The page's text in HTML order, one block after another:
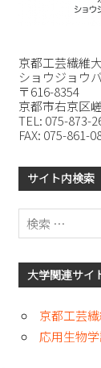
京都工芸繊維
ショウジョウ
〒616-8354
京都市右京区
TEL: 075-873-
FAX: 075-861-
サイト内検索
大学関連サイ
京都工芸
応用生物